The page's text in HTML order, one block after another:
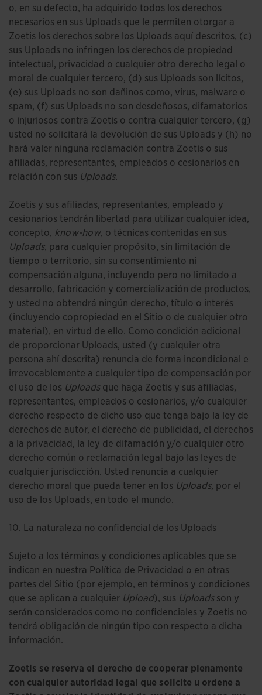
o, en su defecto, ha adquirido todos los derechos
necesarios en sus Uploads que le permiten otorgar a
Zoetis los derechos sobre los Uploads aquí descritos, (c)
sus Uploads no infringen los derechos de propiedad
intelectual, privacidad o cualquier otro derecho legal o
moral de cualquier tercero, (d) sus Uploads son lícitos,
(e) sus Uploads no son dañinos como, virus, malware o
spam, (f) sus Uploads no son desdeñosos, difamatorios
o injuriosos contra Zoetis o contra cualquier tercero, (g)
usted no solicitará la devolución de sus Uploads y (h) no
hará valer ninguna reclamación contra Zoetis o sus
afiliadas, representantes, empleados o cesionarios en
relación con sus Uploads.
Zoetis y sus afiliadas, representantes, empleado y
cesionarios tendrán libertad para utilizar cualquier idea,
concepto, know-how, o técnicas contenidas en sus
Uploads, para cualquier propósito, sin limitación de
tiempo o territorio, sin su consentimiento ni
compensación alguna, incluyendo pero no limitado a
desarrollo, fabricación y comercialización de productos,
y usted no obtendrá ningún derecho, título o interés
(incluyendo copropiedad en el Sitio o de cualquier otro
material), en virtud de ello. Como condición adicional
de proporcionar Uploads, usted (y cualquier otra
persona ahí descrita) renuncia de forma incondicional e
irrevocablemente a cualquier tipo de compensación por
el uso de los Uploadsque haga Zoetis y sus afiliadas,
representantes, empleados o cesionarios, y/o cualquier
derecho respecto de dicho uso que tenga bajo la ley de
derechos de autor, el derecho de publicidad, el derechos
a la privacidad, la ley de difamación y/o cualquier otro
derecho común o reclamación legal bajo las leyes de
cualquier jurisdicción. Usted renuncia a cualquier
derecho moral que pueda tener en los Uploads, por el
uso de los Uploads, en todo el mundo.
10. La naturaleza no confidencial de los Uploads
Sujeto a los términos y condiciones aplicables que se
indican en nuestra Política de Privacidad o en otras
partes del Sitio (por ejemplo, en términos y condiciones
que se aplican a cualquier Upload), sus Uploadsson y
serán considerados como no confidenciales y Zoetis no
tendrá obligación de ningún tipo con respecto a dicha
información.
Zoetis se reserva el derecho de cooperar plenamente
con cualquier autoridad legal que solicite u ordene a